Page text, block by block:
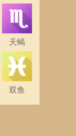
天蝎
双鱼